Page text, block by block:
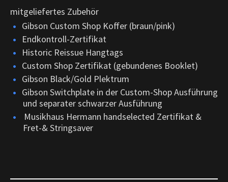
mitgeliefertes Zubehör
Gibson Custom Shop Koffer (braun/pink)
Endkontroll-Zertifikat
Historic Reissue Hangtags
Custom Shop Zertifikat (gebundenes Booklet)
Gibson Black/Gold Plektrum
Gibson Switchplate in der Custom-Shop Ausführung
und separater schwarzer Ausführung
Musikhaus Hermann handselected Zertifikat &
Fret-& Stringsaver